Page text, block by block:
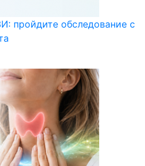
пройдите обследование с